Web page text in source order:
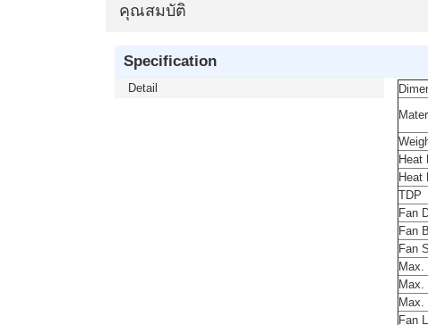
คุณสมบัติ
Specification
Detail
Heat
Heat
TDP
Fan
Fan
Fan
Max.
Max.
Fan